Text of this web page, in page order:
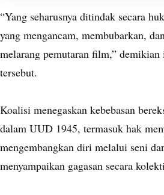
“Yang seharusnya ditindak secara
yang mengancam, membubarkan,
melarang pemutaran film,” demikian
tersebut.
Koalisi menegaskan kebebasan
dalam UUD 1945, termasuk hak
mengembangkan diri melalui seni
menyampaikan gagasan secara